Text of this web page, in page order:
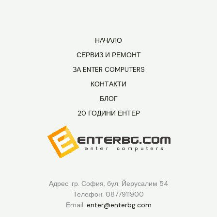
НАЧАЛО
СЕРВИЗ И РЕМОНТ
ЗА ENTER COMPUTERS
КОНТАКТИ
БЛОГ
20 ГОДИНИ ЕНТЕР
Адрес: гр. София, бул. Йерусалим 54
Телефон: 0877911900
Еmail: enter@enterbg.com